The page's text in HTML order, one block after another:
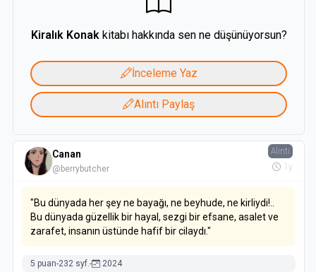
Kiralık Konakkitabı hakkında sen ne düşünüyorsun?
İnceleme Yaz
Alıntı Paylaş
Canan
@berrybutcher
Alıntı
1y
"Bu dünyada her şey ne bayağı, ne beyhude, ne kirliydi!..
Bu dünyada güzellik bir hayal, sezgi bir efsane, asalet ve
zarafet, insanın üstünde hafif bir cilaydı."
5 puan-232 syf.- 2024